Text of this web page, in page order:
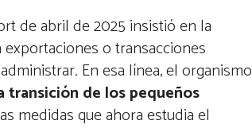
de abril de 2025 insistió en la
o transacciones
En esa línea, el organismo
transición de los pequeños
medidas que ahora estudia el